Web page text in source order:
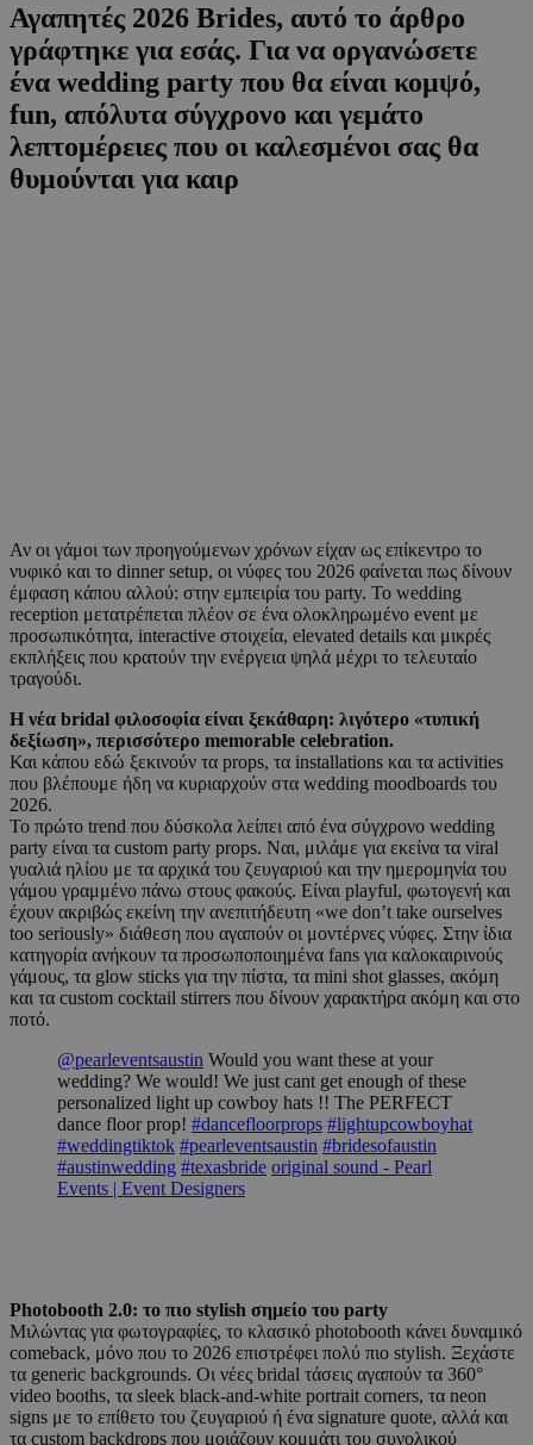
Αγαπητές 2026 Brides, αυτό το άρθρο
γράφτηκε για εσάς. Για να οργανώσετε
ένα wedding party που θα είναι κομψό,
fun, απόλυτα σύγχρονο και γεμάτο
λεπτομέρειες που οι καλεσμένοι σας θα
θυμούνται για καιρ
Αν οι γάμοι των προηγούμενων χρόνων είχαν ως επίκεντρο το
νυφικό και το dinner setup, οι νύφες του 2026 φαίνεται πως δίνουν
έμφαση κάπου αλλού: στην εμπειρία του party. Το wedding
reception μετατρέπεται πλέον σε ένα ολοκληρωμένο event με
προσωπικότητα, interactive στοιχεία, elevated details και μικρές
εκπλήξεις που κρατούν την ενέργεια ψηλά μέχρι το τελευταίο
τραγούδι.
Η νέα bridal φιλοσοφία είναι ξεκάθαρη: λιγότερο «τυπική
δεξίωση», περισσότερο memorable celebration.
Και κάπου εδώ ξεκινούν τα props, τα installations και τα activities
που βλέπουμε ήδη να κυριαρχούν στα wedding moodboards του
2026.
Το πρώτο trend που δύσκολα λείπει από ένα σύγχρονο wedding
party είναι τα custom party props. Ναι, μιλάμε για εκείνα τα viral
γυαλιά ηλίου με τα αρχικά του ζευγαριού και την ημερομηνία του
γάμου γραμμένο πάνω στους φακούς. Είναι playful, φωτογενή και
έχουν ακριβώς εκείνη την ανεπιτήδευτη «we don’t take ourselves
too seriously» διάθεση που αγαπούν οι μοντέρνες νύφες. Στην ίδια
κατηγορία ανήκουν τα προσωποποιημένα fans για καλοκαιρινούς
γάμους, τα glow sticks για την πίστα, τα mini shot glasses, ακόμη
και τα custom cocktail stirrers που δίνουν χαρακτήρα ακόμη και στο
ποτό.
@pearleventsaustin Would you want these at your
wedding? We would! We just cant get enough of these
personalized light up cowboy hats !! The PERFECT
dance floor prop! #dancefloorprops #lightupcowboyhat
#weddingtiktok #pearleventsaustin #bridesofaustin
#austinwedding #texasbride original sound - Pearl
Events | Event Designers
Photobooth 2.0: το πιο stylish σημείο του party
Μιλώντας για φωτογραφίες, το κλασικό photobooth κάνει δυναμικό
comeback, μόνο που το 2026 επιστρέφει πολύ πιο stylish. Ξεχάστε
τα generic backgrounds. Οι νέες bridal τάσεις αγαπούν τα 360°
video booths, τα sleek black-and-white portrait corners, τα neon
signs με το επίθετο του ζευγαριού ή ένα signature quote, αλλά και
τα custom backdrops που μοιάζουν κομμάτι του συνολικού